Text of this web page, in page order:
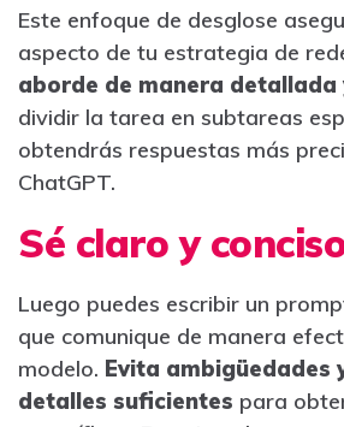
Este enfoque de desglose
aspecto de tu estrategia de
aborde de manera detallada
dividir la tarea en subtareas
obtendrás respuestas más
ChatGPT.
Sé claro y
Luego puedes escribir un
que comunique de manera
modelo. Evita ambigüedades
detalles suficientes para